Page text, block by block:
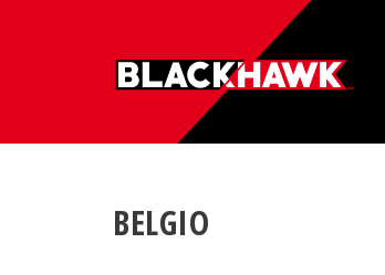
BELGIO